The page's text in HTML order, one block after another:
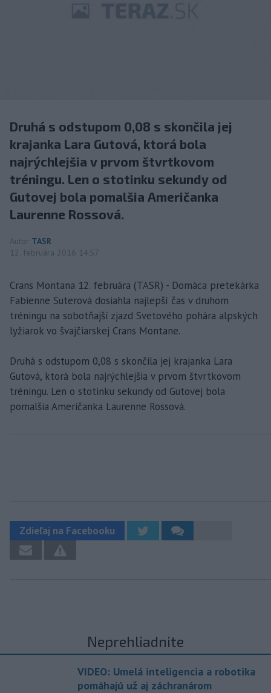
Druhá s odstupom 0,08 s skončila jej
krajanka Lara Gutová, ktorá bola
najrýchlejšia v prvom štvrtkovom
tréningu. Len o stotinku sekundy od
Gutovej bola pomalšia Američanka
Laurenne Rossová.
Autor TASR
12. februára 2016 14:57
Crans Montana 12. februára (TASR) - Domáca pretekárka
Fabienne Suterová dosiahla najlepší čas v druhom
tréningu na sobotňajší zjazd Svetového pohára alpských
lyžiarok vo švajčiarskej Crans Montane.
Druhá s odstupom 0,08 s skončila jej krajanka Lara
Gutová, ktorá bola najrýchlejšia v prvom štvrtkovom
tréningu. Len o stotinku sekundy od Gutovej bola
pomalšia Američanka Laurenne Rossová.
Zdieľaj na Facebooku
Neprehliadnite
VIDEO: Umelá inteligencia a robotika
pomáhajú už aj záchranárom